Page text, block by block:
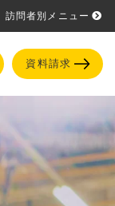
訪問者別メニュー
資料請求